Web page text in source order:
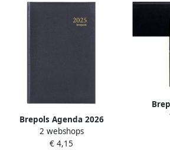
Brepols Agenda 2026
Saturnus Luxe 1dag
1pagina bordeaux
2 webshops
€ 4,15